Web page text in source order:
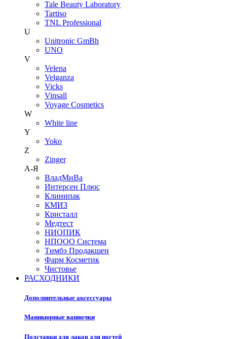
Tale Beauty Laboratory
Tartiso
TNL Professional
U
Unitroniс GmBh
UNO
V
Velena
Velganza
Vicks
Vinsall
Voyage Cosmetics
W
White line
Y
Yoko
Z
Zinger
А-Я
ВладМиВа
Интерсен Плюс
Клинипак
КМИЗ
Кристалл
Медтест
НИОПИК
НПООО Система
Тимбэ Продакшен
Фарм Косметик
Чистовье
РАСХОДНИКИ
Дополнительные аксессуары
Маникюрные ванночки
Подставки для лаков для ногтей